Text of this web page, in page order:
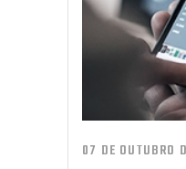
07 DE OUTUBRO